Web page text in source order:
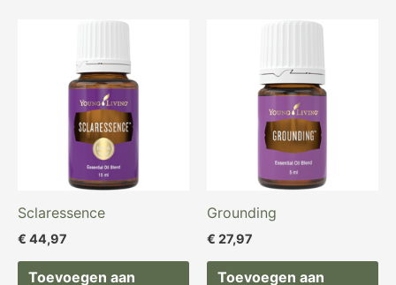
Sclaressence
€ 44,97
Toevoegen aan
Grounding
€ 27,97
Toevoegen aan